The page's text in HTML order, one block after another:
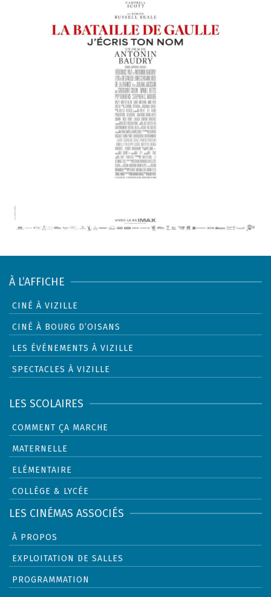
À L’AFFICHE
CINÉ À VIZILLE
CINÉ À BOURG D’OISANS
LES ÉVÉNEMENTS À VIZILLE
SPECTACLES À VIZILLE
LES SCOLAIRES
COMMENT ÇA MARCHE
MATERNELLE
ELÉMENTAIRE
COLLÈGE & LYCÉE
LES CINÉMAS ASSOCIÉS
À PROPOS
EXPLOITATION DE SALLES
PROGRAMMATION